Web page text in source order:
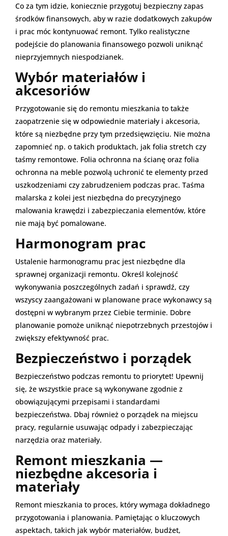
Co za tym idzie, koniecznie przygotuj bezpieczny zapas
środków finansowych, aby w razie dodatkowych zakupów
i prac móc kontynuować remont. Tylko realistyczne
podejście do planowania finansowego pozwoli uniknąć
nieprzyjemnych niespodzianek.
Wybór materiałów i
akcesoriów
Przygotowanie się do remontu mieszkania to także
zaopatrzenie się w odpowiednie materiały i akcesoria,
które są niezbędne przy tym przedsięwzięciu. Nie można
zapomnieć np. o takich produktach, jak folia stretch czy
taśmy remontowe. Folia ochronna na ścianę oraz folia
ochronna na meble pozwolą uchronić te elementy przed
uszkodzeniami czy zabrudzeniem podczas prac. Taśma
malarska z kolei jest niezbędna do precyzyjnego
malowania krawędzi i zabezpieczania elementów, które
nie mają być pomalowane.
Harmonogram prac
Ustalenie harmonogramu prac jest niezbędne dla
sprawnej organizacji remontu. Określ kolejność
wykonywania poszczególnych zadań i sprawdź, czy
wszyscy zaangażowani w planowane prace wykonawcy są
dostępni w wybranym przez Ciebie terminie. Dobre
planowanie pomoże uniknąć niepotrzebnych przestojów i
zwiększy efektywność prac.
Bezpieczeństwo i porządek
Bezpieczeństwo podczas remontu to priorytet! Upewnij
się, że wszystkie prace są wykonywane zgodnie z
obowiązującymi przepisami i standardami
bezpieczeństwa. Dbaj również o porządek na miejscu
pracy, regularnie usuwając odpady i zabezpieczając
narzędzia oraz materiały.
Remont mieszkania —
niezbędne akcesoria i
materiały
Remont mieszkania to proces, który wymaga dokładnego
przygotowania i planowania. Pamiętając o kluczowych
aspektach, takich jak wybór materiałów, budżet,